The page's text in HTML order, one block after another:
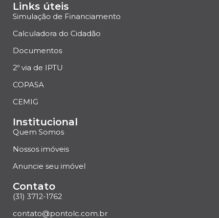
Links úteis
Simulação de Financiamento
Calculadora do Cidadão
Documentos
2º via de IPTU
COPASA
CEMIG
Institucional
Quem Somos
Nossos imóveis
Anuncie seu imóvel
Contato
(31) 3712-1762
contato@pontolc.com.br